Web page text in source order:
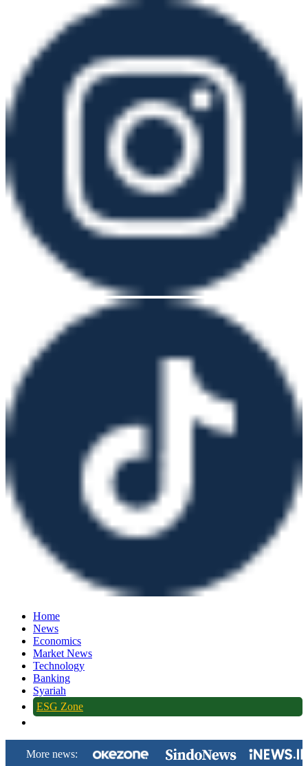
Home
News
Economics
Market News
Technology
Banking
Syariah
ESG Zone
More news: